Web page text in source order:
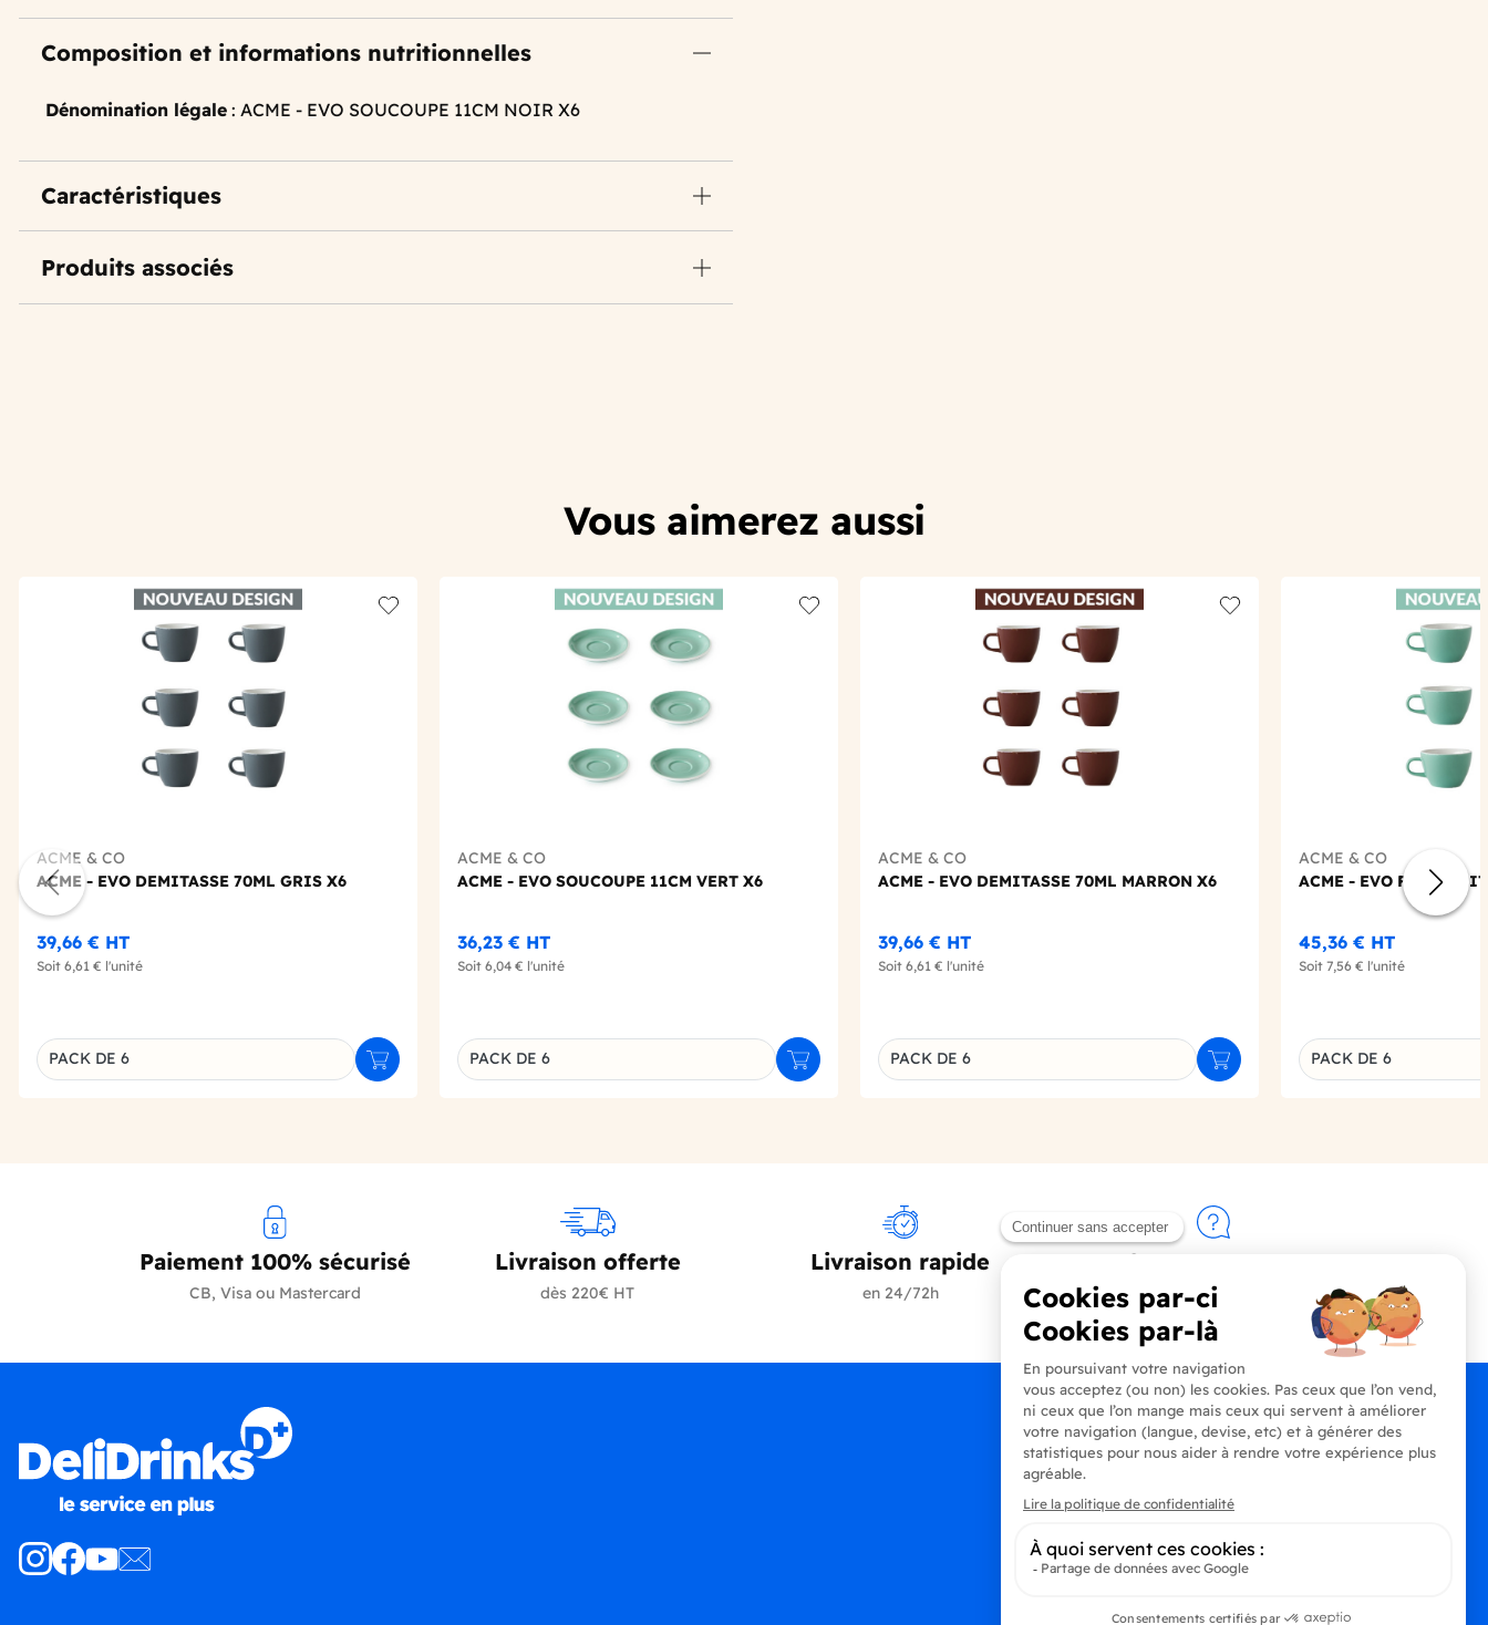
Composition et informations nutritionnelles
Dénomination légale : ACME - EVO SOUCOUPE 11CM NOIR X6
Caractéristiques
Produits associés
Vous aimerez aussi
ACME & CO
ACME - EVO DEMITASSE 70ML GRIS X6
39,66 € HT
Soit 6,61 € l'unité
Déclinaison du produit
PACK DE 6 Ajouter au panier
ACME & CO
ACME - EVO SOUCOUPE 11CM VERT X6
36,23 € HT
Soit 6,04 € l'unité
Déclinaison du produit
PACK DE 6 Ajouter au panier
ACME & CO
ACME - EVO DEMITASSE 70ML MARRON X6
39,66 € HT
Soit 6,61 € l'unité
Déclinaison du produit
PACK DE 6 Ajouter au panier
ACME & CO
ACME - EVO FLAT
45,36 € HT
Soit 7,56 € l'unité
Déclinaison du produit
PACK DE 6
Paiement 100% sécurisé
CB, Visa ou Mastercard
Livraison offerte
dès 220€ HT
Livraison rapide
en 24/72h
Contactez-nous
+33 (0)4 90 91 20 80